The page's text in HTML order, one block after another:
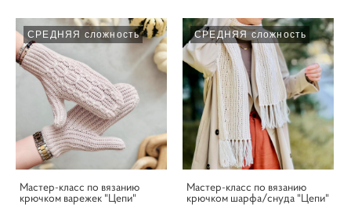
СРЕДНЯЯ сложность
Мастер-класс по вязанию
крючком варежек "Цепи"
СРЕДНЯЯ сложность
Мастер-класс по вязанию
крючком шарфа/снуда "Цепи"